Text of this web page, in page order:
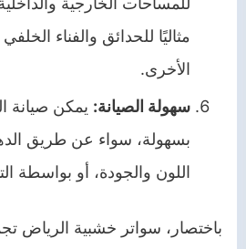
مثاليًا للحدائق والفناء
الأخرى.
سهولة الصيانة: يمكن صيانة
بسهولة، سواء عن طريق
اللون والجودة، أو بواسطة
باختصار، سواتر خشبية الرياض